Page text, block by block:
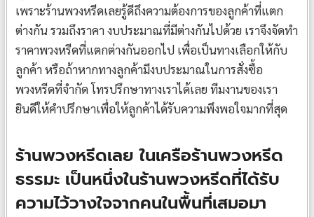
เพราะร้านพวงหรีดเลยรู้ดีถึงความต้องการของลูกค้าที่แตก
ต่างกัน รวมถึงราคา งบประมาณที่มีต่างกันไปด้วย เราจึงจัดทำ
ราคาพวงหรีดที่แตกต่างกันออกไป เพื่อเป็นทางเลือกให้กับ
ลูกค้า หรือถ้าหากทางลูกค้ามีงบประมาณในการสั่งซื้อ
พวงหรีดที่จำกัด โทรปรึกษาทางเราได้เลย ทีมงานของเรา
ยินดีให้คำปรึกษาเพื่อให้ลูกค้าได้รับความพึงพอใจมากที่สุด
ร้านพวงหรีดเลย ในเครือร้านพวงหรีด
ธรรมะ เป็นหนึ่งในร้านพวงหรีดที่ได้รับ
ความไว้วางใจจากคนในพื้นที่เสมอมา